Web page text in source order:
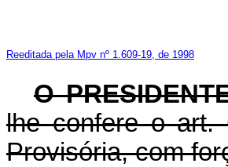
Reeditada pela Mpv nº 1.609-19, de 1998
O
lhe confere o art.
Provisória, com